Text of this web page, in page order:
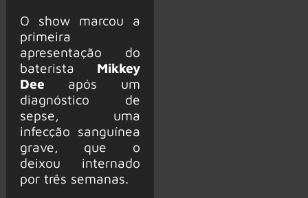
O show marcou a
primeira
apresentação do
baterista Mikkey
Dee após um
diagnóstico de
sepse, uma
infecção sanguínea
grave, que o
deixou internado
por três semanas.